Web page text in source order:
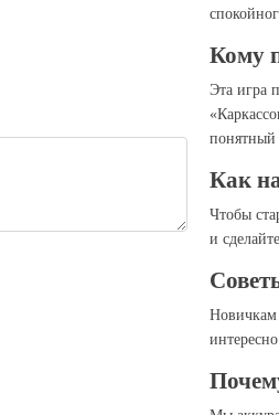
Кому
Эта игра
понятный
Как
Чтобы
и
Новичкам